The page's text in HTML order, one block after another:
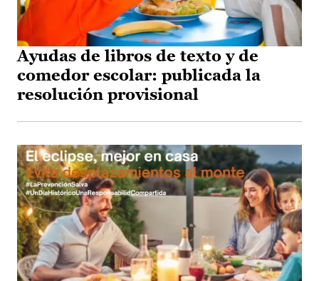
Ayudas de libros de texto y de
comedor escolar: publicada la
resolución provisional